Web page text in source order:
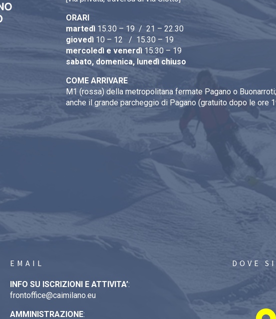
ORARI
martedì 15.30 – 19 / 21 – 22.30
giovedì 10 – 12 / 15.30 – 19
mercoledì e venerdì 15.30 – 19
sabato, domenica, lunedì chiuso
COME ARRIVARE
M1 (rossa) della metropolitana fermate Pagano o
anche il grande parcheggio di Pagano (gratuito dopo le ore
EMAIL
INFO SU ISCRIZIONI E ATTIVITA’:
frontoffice@caimilano.eu
AMMINISTRAZIONE:
DOVE